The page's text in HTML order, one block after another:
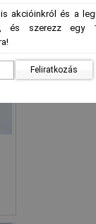
akcióinkról és a
és szerezz egy
Feliratkozás